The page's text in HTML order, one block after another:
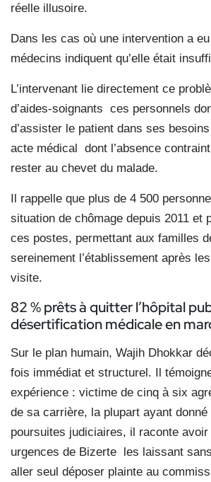
réelle illusoire.
Dans les cas où une intervention a
médecins indiquent qu’elle était
L’intervenant lie directement ce
d’aides-soignants ces personnels
d’assister le patient dans ses
acte médical dont l’absence
rester au chevet du malade.
Il rappelle que plus de 4 500
situation de chômage depuis 2011 et
ces postes, permettant aux familles
sereinement l’établissement après
visite.
82 % prêts à quitter l’hôpital
désertification médicale en
Sur le plan humain, Wajih Dhokkar
fois immédiat et structurel. Il
expérience : victime de cinq à six
de sa carrière, la plupart ayant donné
poursuites judiciaires, il raconte
urgences de Bizerte les laissant
aller seul déposer plainte au